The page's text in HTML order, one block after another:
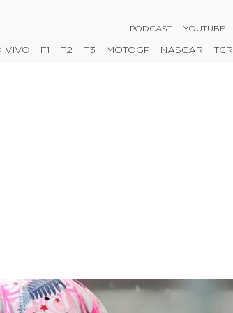
PODCAST YOUTUBE
VIVO F1 F2 F3 MOTOGP NASCAR TCR